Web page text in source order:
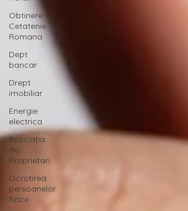
Obtinere
Cetatenie
Romana
Dept
bancar
Drept
imobiliar
Energie
electrica
Asociația
de
Proprietari
Ocrotirea
persoanelor
fizice